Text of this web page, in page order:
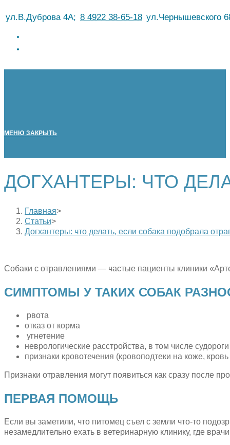
кул.В.Дуброва 4А; 8 4922 38-65-18 ул.Чернышевского
МЕНЮ ЗАКРЫТЬ
ДОГХАНТЕРЫ: ЧТО
Главная>
Статьи>
Догхантеры: что делать, если собака подобрала
Собаки с отравлениями — частые пациенты клиники
СИМПТОМЫ У ТАКИХ СОБАК
рвота
отказ от корма
угнетение
неврологические расстройства, в том числе судороги
признаки кровотечения (кровоподтеки на коже, кровь
Признаки отравления могут появиться как сразу после
ПЕРВАЯ ПОМОЩЬ
Если вы заметили, что питомец съел с земли что-то
незамедлительно ехать в ветеринарную клинику, где